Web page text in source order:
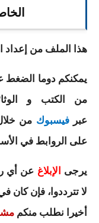
هذا الملف من إعداد
يمكنكم دوما الضغط
من الكتب و
عبرفيسبوك من
على الروابط في
يرجى الإبلاغ عن أي
لا تترددوا، فإن كان
أخيرا نطلب منكم